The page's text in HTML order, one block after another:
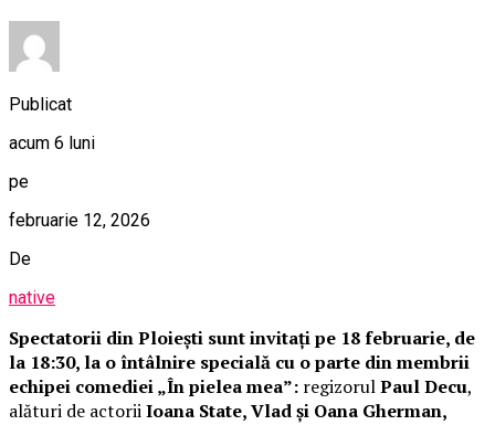
Publicat
acum 6 luni
pe
februarie 12, 2026
De
native
Spectatorii din Ploiești sunt invitați pe 18 februarie, de
la 18:30, la o întâlnire specială cu o parte din membrii
echipei comediei „În pielea mea”: regizorulPaul Decu,
alături de actoriiIoana State, Vlad și Oana Gherman,